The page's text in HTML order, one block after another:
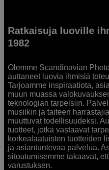
Ratkaisuja luoville
1982
Olemme Scandinavian
auttaneet luovia ihmisiä
Tarjoamme inspiraatiota,
muun muassa
teknologian tarpeisiin.
musiikin ja taiteen
muuttuvat todellisuudeksi.
tuotteet, jotka vastaavat
korkealaatuisten tuotteiden
ja asiantuntevaa palvelua.
sitoutumisemme takaavat,
varustuksen.